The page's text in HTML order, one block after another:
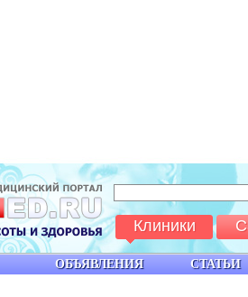
ОБЪЯВЛЕНИЯ СТАТЬИ
Клиники